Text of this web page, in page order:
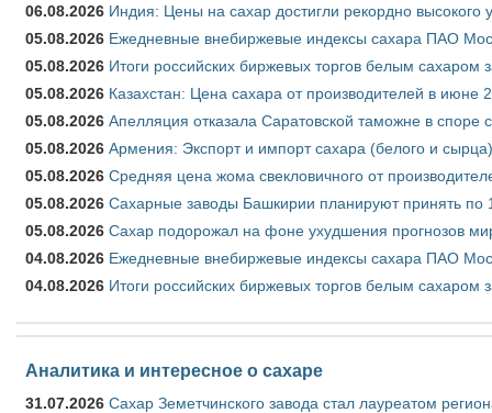
06.08.2026 Индия: Цены на сахар достигли рекордно высокого
05.08.2026 Ежедневные внебиржевые индексы сахара ПАО
05.08.2026 Итоги российских биржевых торгов белым сахаром
05.08.2026 Казахстан: Цена сахара от производителей в июне
05.08.2026 Апелляция отказала Саратовской таможне в
05.08.2026 Армения: Экспорт и импорт сахара (белого и
05.08.2026 Средняя цена жома свекловичного от
05.08.2026 Сахарные заводы Башкирии планируют принять по
05.08.2026 Сахар подорожал на фоне ухудшения прогнозов
04.08.2026 Ежедневные внебиржевые индексы сахара ПАО
04.08.2026 Итоги российских биржевых торгов белым сахаром
Аналитика и интересное о сахаре
31.07.2026 Сахар Земетчинского завода стал лауреатом